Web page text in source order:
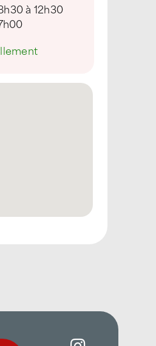
à 12h30